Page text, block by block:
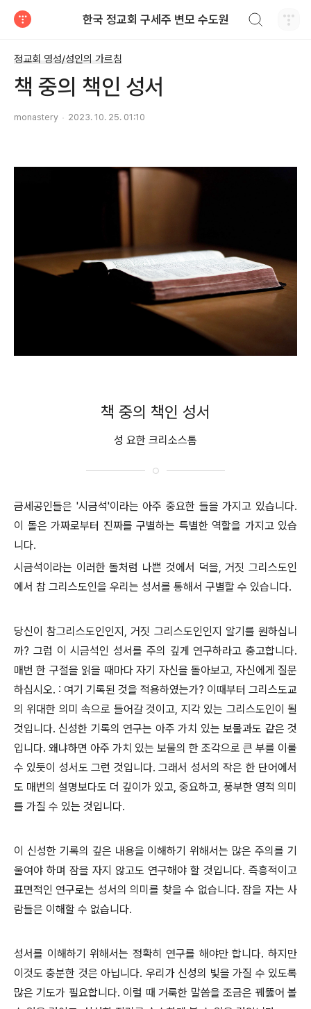
한국 정교회 구세주 변모 수도원
정교회 영성/성인의 가르침
책 중의 책인 성서
monastery 2023. 10. 25. 01:10
책 중의 책인 성서
성 요한 크리소스톰
금세공인들은 '시금석'이라는 아주 중요한 들을 가지고 있습니다.
이 돌은 가짜로부터 진짜를 구별하는 특별한 역할을 가지고 있습
니다.
시금석이라는 이러한 돌처럼 나쁜 것에서 덕을, 거짓 그리스도인
에서 참 그리스도인을 우리는 성서를 통해서 구별할 수 있습니다.
당신이 참그리스도인인지, 거짓 그리스도인인지 알기를 원하십니
까? 그럼 이 시금석인 성서를 주의 깊게 연구하라고 충고합니다.
매번 한 구절을 읽을 때마다 자기 자신을 돌아보고, 자신에게 질문
하십시오. : 여기 기록된 것을 적용하였는가? 이때부터 그리스도교
의 위대한 의미 속으로 들어갈 것이고, 지각 있는 그리스도인이 될
것입니다. 신성한 기록의 연구는 아주 가치 있는 보물과도 같은 것
입니다. 왜냐하면 아주 가치 있는 보물의 한 조각으로 큰 부를 이룰
수 있듯이 성서도 그런 것입니다. 그래서 성서의 작은 한 단어에서
도 매번의 설명보다도 더 깊이가 있고, 중요하고, 풍부한 영적 의미
를 가질 수 있는 것입니다.
이 신성한 기록의 깊은 내용을 이해하기 위해서는 많은 주의를 기
울여야 하며 잠을 자지 않고도 연구해야 할 것입니다. 즉흥적이고
표면적인 연구로는 성서의 의미를 찾을 수 없습니다. 잠을 자는 사
람들은 이해할 수 없습니다.
성서를 이해하기 위해서는 정확히 연구를 해야만 합니다. 하지만
이것도 충분한 것은 아닙니다. 우리가 신성의 빛을 가질 수 있도록
많은 기도가 필요합니다. 이럴 때 거룩한 말씀을 조금은 꿰뚫어 볼